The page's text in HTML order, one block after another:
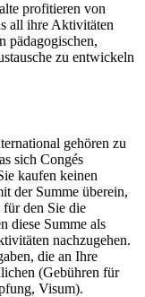
profitieren von
all ihre Aktivitäten
pädagogischen,
zu entwickeln
gehören zu
sich Congés
kaufen keinen
der Summe überein,
den Sie die
diese Summe als
nachzugehen.
die an Ihre
(Gebühren für
Visum).